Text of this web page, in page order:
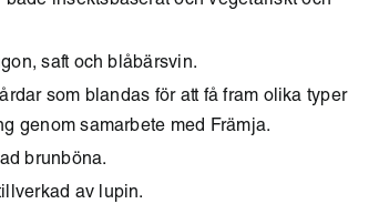
saft och blåbärsvin.
som blandas för att få fram olika typer
genom samarbete med Främja.
brunböna.
av lupin.